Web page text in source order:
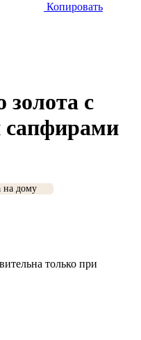
Копировать
золота с
сапфирами
на дому
только при